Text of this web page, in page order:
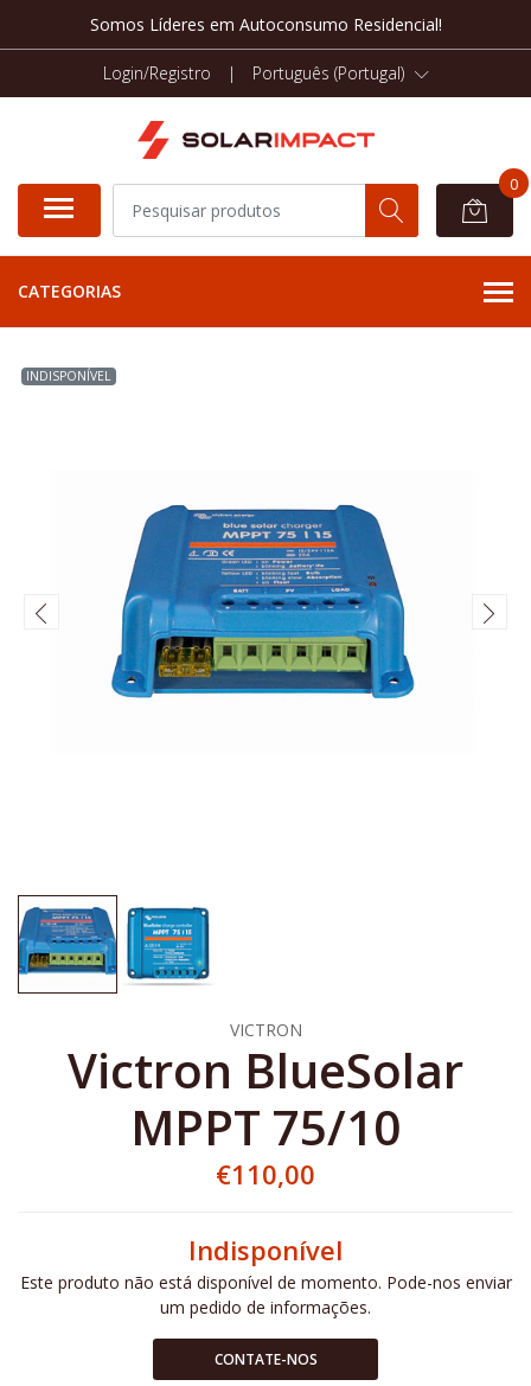
Somos Líderes em Autoconsumo Residencial!
Login/Registro | Português (Portugal)
0
CATEGORIAS
INDISPONÍVEL
VICTRON
Victron BlueSolar
MPPT 75/10
€110,00
Indisponível
Este produto não está disponível de momento. Pode-nos enviar
um pedido de informações.
CONTATE-NOS